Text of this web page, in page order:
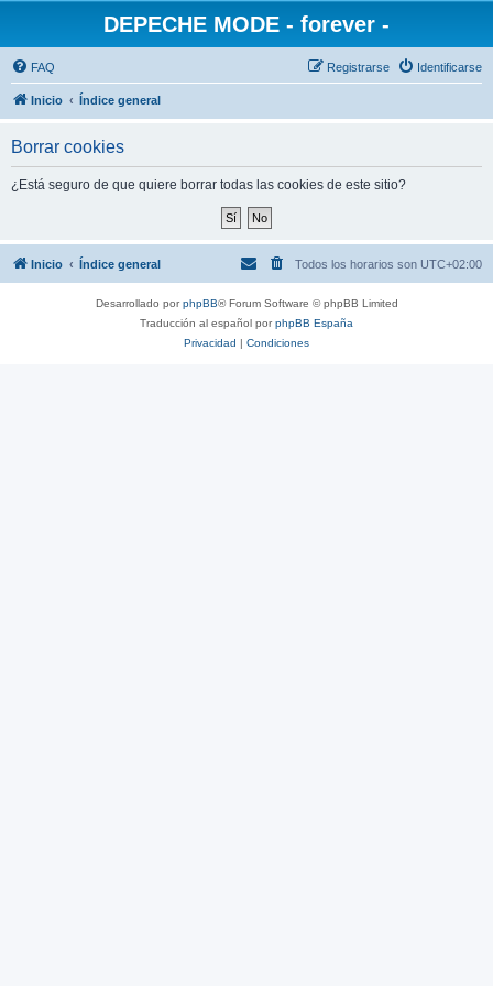
DEPECHE MODE - forever -
FAQ Identificarse
Registrarse
Inicio Índice general
Borrar cookies
¿Está seguro de que quiere borrar todas las cookies de este sitio?
Inicio Índice general Todos los horarios son UTC+02:00
Desarrollado porphpBB® Forum Software © phpBB Limited
Traducción al español porphpBB España
Privacidad | Condiciones